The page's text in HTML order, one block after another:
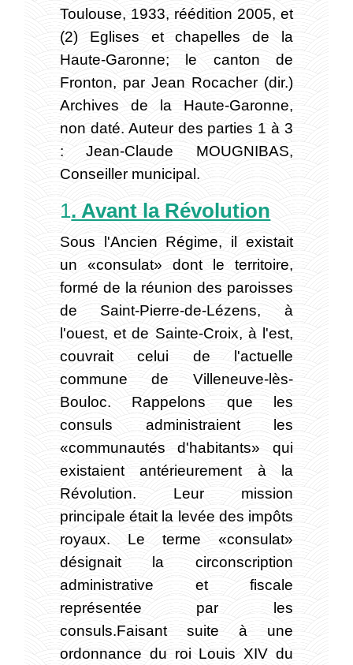
Toulouse, 1933, réédition 2005, et
(2) Eglises et chapelles de la
Haute-Garonne; le canton de
Fronton, par Jean Rocacher (dir.)
Archives de la Haute-Garonne,
non daté. Auteur des parties 1 à 3
: Jean-Claude MOUGNIBAS,
Conseiller municipal.
1. Avant la Révolution
Sous l'Ancien Régime, il existait
un «consulat» dont le territoire,
formé de la réunion des paroisses
de Saint-Pierre-de-Lézens, à
l'ouest, et de Sainte-Croix, à l'est,
couvrait celui de l'actuelle
commune de Villeneuve-lès-
Bouloc. Rappelons que les
consuls administraient les
«communautés d'habitants» qui
existaient antérieurement à la
Révolution. Leur mission
principale était la levée des impôts
royaux. Le terme «consulat»
désignait la circonscription
administrative et fiscale
représentée par les
consuls.Faisant suite à une
ordonnance du roi Louis XIV du